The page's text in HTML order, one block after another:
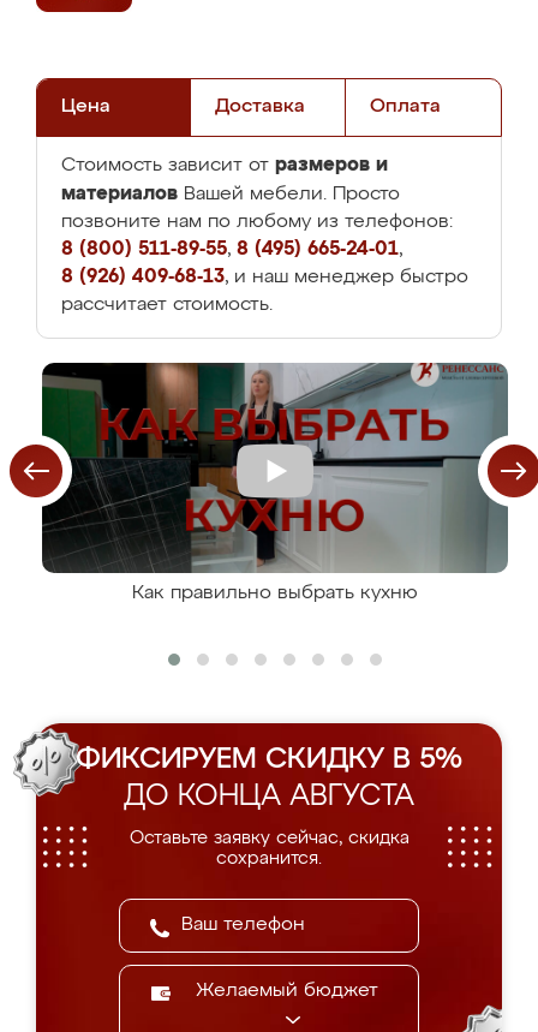
Цена Доставка Оплата
Стоимость зависит от размеров и
материалов Вашей мебели. Просто
позвоните нам по любому из телефонов:
8 (800) 511-89-55, 8 (495) 665-24-01,
8 (926) 409-68-13, и наш менеджер быстро
рассчитает стоимость.
Как правильно выбрать кухню
ФИКСИРУЕМ СКИДКУ В 5%
ДО КОНЦА АВГУСТА
Оставьте заявку сейчас, скидка
сохранится.
Желаемый бюджет